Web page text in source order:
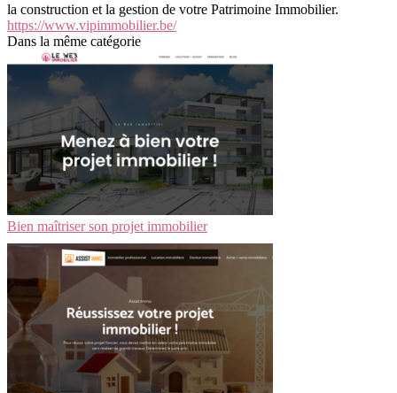
la construction et la gestion de votre Patrimoine Immobilier.
https://www.vipimmobilier.be/
Dans la même catégorie
Bien maîtriser son projet immobilier